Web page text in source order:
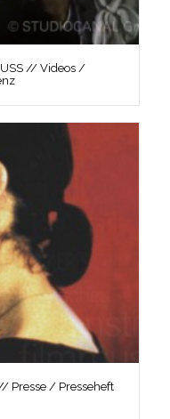
// Videos /
// Presse / Presseheft